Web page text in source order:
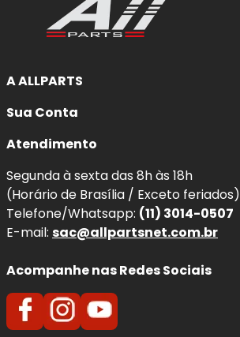
A ALLPARTS
Sua Conta
Atendimento
Segunda à sexta das 8h às 18h
(Horário de Brasília / Exceto feriados)
Telefone/Whatsapp: (11) 3014-0507
E-mail: sac@allpartsnet.com.br
Acompanhe nas Redes Sociais